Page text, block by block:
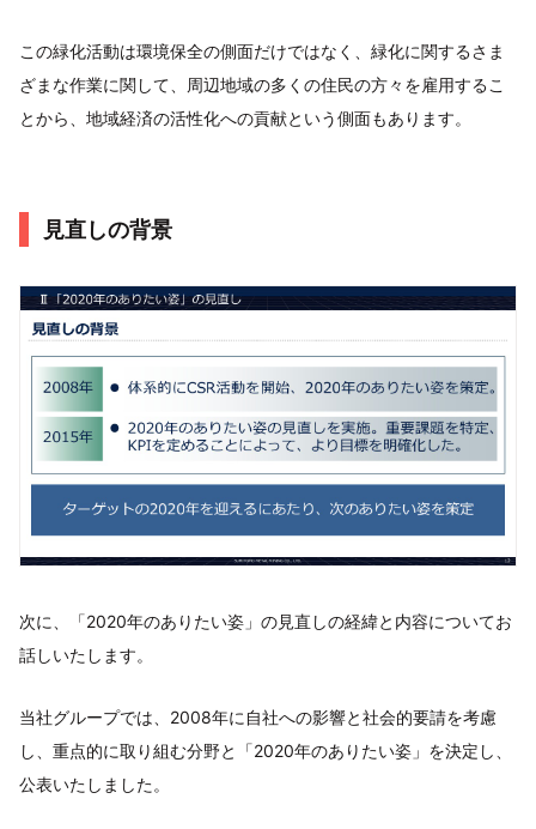
この緑化活動は環境保全の側面だけではなく、緑化に関するさま
ざまな作業に関して、周辺地域の多くの住民の方々を雇用するこ
とから、地域経済の活性化への貢献という側面もあります。
見直しの背景
次に、「2020年のありたい姿」の見直しの経緯と内容についてお
話しいたします。
当社グループでは、2008年に自社への影響と社会的要請を考慮
し、重点的に取り組む分野と「2020年のありたい姿」を決定し、
公表いたしました。